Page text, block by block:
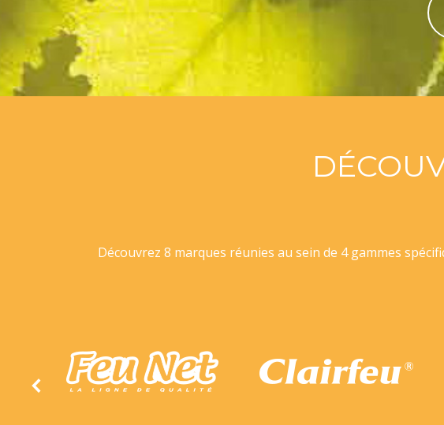
Découvrez 8 marques réunies au sein de 4 gammes